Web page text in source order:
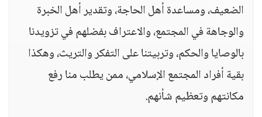
الضعيف، ومساعدة أهل الحاجة، وتقدير أهل الخبرة
والوجاهة في المجتمع، والاعتراف بفضلهم في تزويدنا
بالوصايا والحكم، وتربيتنا على التفكر والتريث، وهكذا
بقية أفراد المجتمع الإسلامي، ممن يطلب منا رفع
مكانتهم وتعظيم شأنهم.